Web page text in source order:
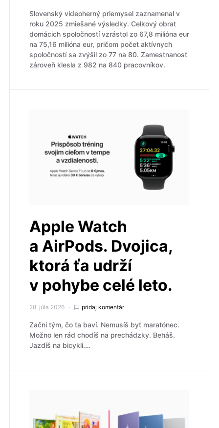
Slovenský videoherný priemysel zaznamenal v
roku 2025 zmiešané výsledky. Celkový obrat
domácich spoločností vzrástol zo 67,8 milióna eur
na 75,16 milióna eur, pričom počet aktívnych
spoločností sa zvýšil zo 77 na 80. Zamestnanosť
zároveň klesla z 982 na 840 pracovníkov.
Apple Watch
a AirPods. Dvojica,
ktorá ťa udrží
v pohybe celé leto.
28. júla 2026 pridaj komentár
Začni tým, čo ťa baví. Nemusíš byť maratónec.
Možno len rád chodíš na prechádzky. Beháš.
Jazdíš na bicykli.…